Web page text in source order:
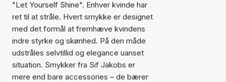
"Let Yourself Shine". Enhver kvinde har
ret til at stråle. Hvert smykke er designet
med det formål at fremhæve kvindens
indre styrke og skønhed. På den måde
udstråles selvtillid og elegance uanset
situation. Smykker fra Sif Jakobs er
mere end bare accessories – de bærer